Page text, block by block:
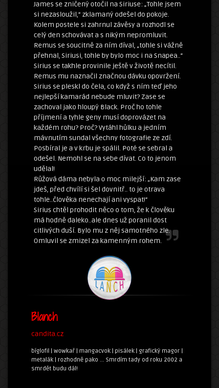
James se zničený otočil na Siriuse: „Tohle jsem
si nezasloužil,“ zklamaný odešel do pokoje.
Kolem postele si zahrnul závěsy a rozhodl se
celý den schovávat a s nikým nepromluvit.
Remus se soucitně za ním díval, „tohle si vážně
přehnal, Siriusi, tohle by bylo moc i na Snapea..“
Sirius se takhle provinile ještě v životě necítil.
Remus mu naznačil značnou dávku opovržení.
Sirius se pleskl do čela, co když s ním teď jeho
nejlepší kamarád nebude mluvit? Zase se
zachoval jako hloupý Black. Proč ho tohle
příjmení a tyhle geny musí doprovázet na
každém rohu? Proč? Vytáhl hůlku a jedním
mávnutím sundal všechny fotografie ze zdí.
Posbíral je a v krbu je spálil. Poté se sebral a
odešel. Nemohl se na sebe dívat. Co to jenom
udělal!
Růžová dáma nebyla o moc milejší: „Kam zase
jdeš, před chvílí si šel dovnitř.. to je otrava
tohle..člověka nenechají ani vyspat!“
Sirius chtěl prohodit něco o tom, že k člověku
má hodně daleko..ale dnes už poranil dost
citlivých duší. Bylo mu z něj samotného zle.
Omluvil se zmizel za kamenným rohem.
Blanch
candita.cz
bíglofil | wowkař | mangacvok | pisálek | grafický magor |
metalák | rozhodně pako ... Smrdím tady od roku 2002 a
smrdět budu dál!